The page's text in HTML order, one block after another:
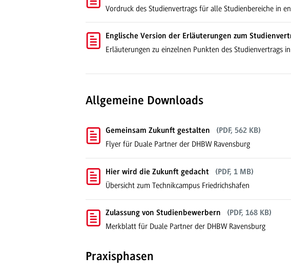
Vordruck des Studienvertrags für alle Studienbereiche in
Englische Version der Erläuterungen zum
Erläuterungen zu einzelnen Punkten des Studienvertrags
Allgemeine Downloads
Gemeinsam Zukunft gestalten (PDF, 562 KB)
Flyer für Duale Partner der DHBW Ravensburg
Hier wird die Zukunft gedacht (PDF, 1 MB)
Übersicht zum Technikcampus Friedrichshafen
Zulassung von Studienbewerbern (PDF, 168 KB)
Merkblatt für Duale Partner der DHBW Ravensburg
Praxisphasen